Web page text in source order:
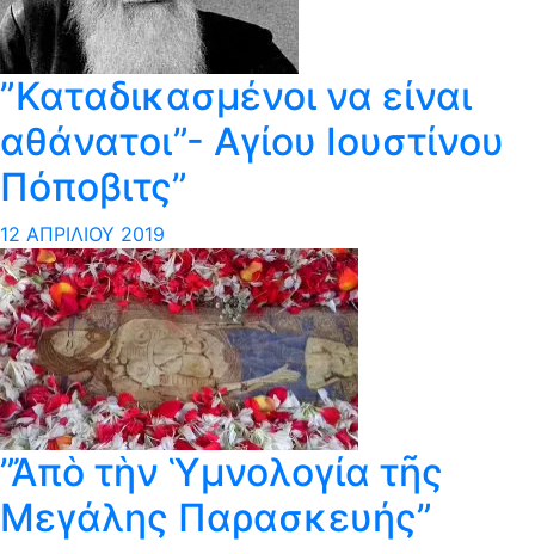
”Καταδικασμένοι να είναι
αθάνατοι”- Αγίου Ιουστίνου
Πόποβιτς”
12 ΑΠΡΙΛΊΟΥ 2019
”Ἀπὸ τὴν Ὑμνολογία τῆς
Μεγάλης Παρασκευής”